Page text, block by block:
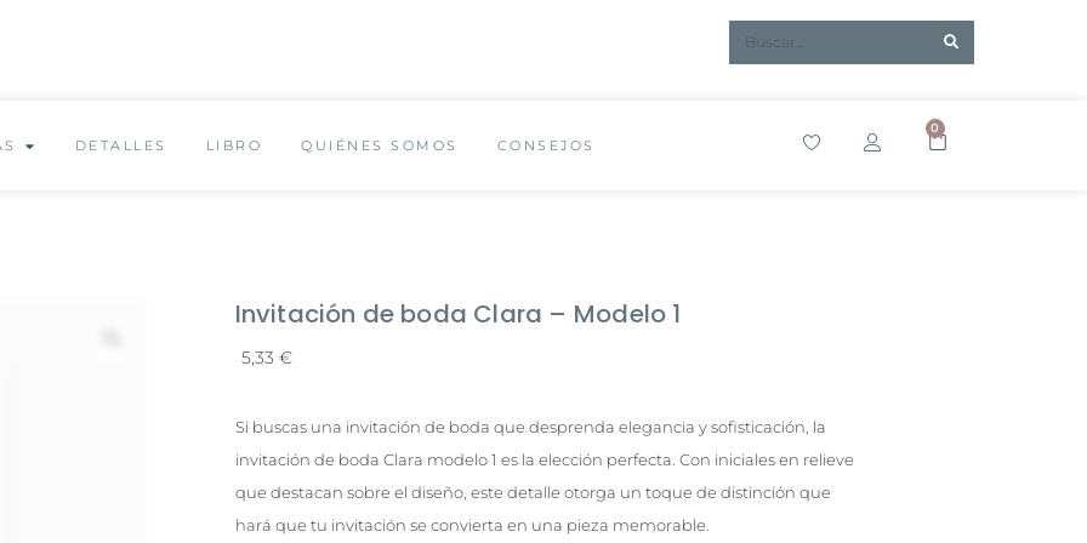
DETALLES LIBRO QUIÉNES SOMOS CONSEJOS
0
Invitación de boda Clara – Modelo 1
5,33 €
Si buscas una invitación de boda que desprenda elegancia y sofisticación, la
invitación de boda Clara modelo 1 es la elección perfecta. Con iniciales en relieve
que destacan sobre el diseño, este detalle otorga un toque de distinción que
hará que tu invitación se convierta en una pieza memorable.